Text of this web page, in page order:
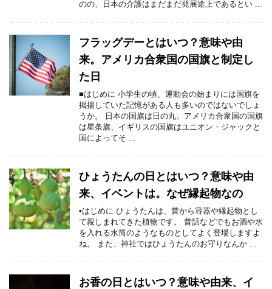
のの、日本の介護はまだまだ発展途上であるとい ...
フラッグデーとはいつ？意味や由
来。アメリカ合衆国の国旗と制定し
た日
■はじめに 小学生の頃、運動会の始まりには国旗を
掲揚していた記憶がある人も多いのではないでしょ
うか。 日本の国旗は日の丸、アメリカ合衆国の国旗
は星条旗、イギリスの国旗はユニオン・ジャックと
国によってそ ...
ひょうたんの日とはいつ？意味や由
来、イベントは。なぜ縁起物なの
▪はじめに ひょうたんは、昔から容器や縁起物とし
て親しまれてきた植物です。 昔話などでもお酒や水
を入れる水筒のようなものとしてよく登場しますよ
ね。 また、神社ではひょうたんのお守りなんか ...
お香の日とはいつ？意味や由来、イ